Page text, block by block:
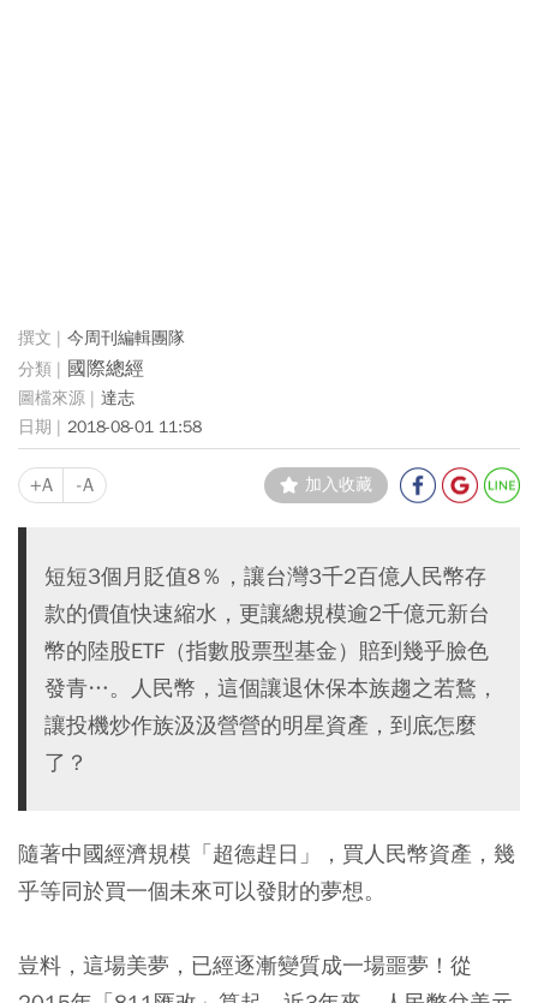
今周刊編輯團隊
國際總經
達志
2018-08-01 11:58
+A -A 加入收藏
短短3個月貶值8％，讓台灣3千2百億人民幣存
款的價值快速縮水，更讓總規模逾2千億元新台
幣的陸股ETF（指數股票型基金）賠到幾乎臉色
發青…。人民幣，這個讓退休保本族趨之若鶩，
讓投機炒作族汲汲營營的明星資產，到底怎麼
了？
隨著中國經濟規模「超德趕日」，買人民幣資產，幾
乎等同於買一個未來可以發財的夢想。
豈料，這場美夢，已經逐漸變質成一場噩夢！從